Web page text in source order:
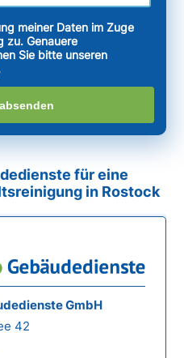
meiner Daten im Zuge
zu. Genauere
Sie bitte unseren
für eine
in Rostock
GmbH
42